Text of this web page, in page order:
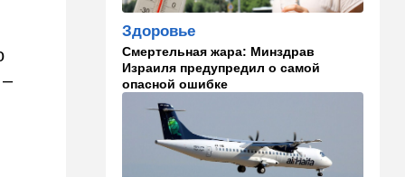
23:12 Новости Украины
Квартиры, ремонт и
Mercedes: экс-посла
Украины в США
подозревают в незаконном
обогащении
Ближний Восток
Здоровье
Смертельная жара: Минздрав
Израиля предупредил о самой
опасной ошибке